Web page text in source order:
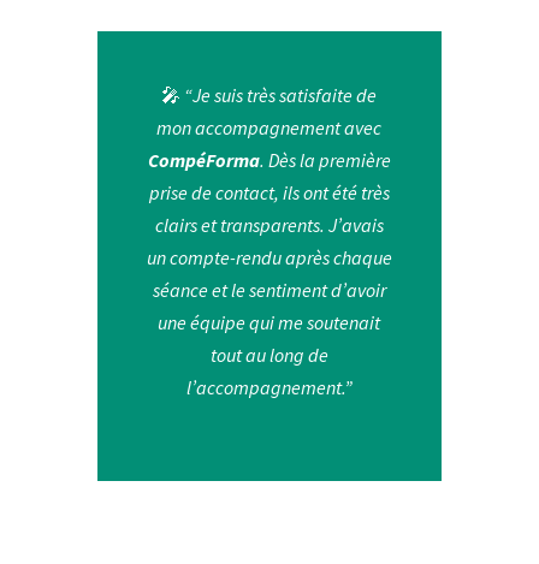
🎤 “Je suis très satisfaite de
mon accompagnement avec
CompéForma. Dès la première
prise de contact, ils ont été très
clairs et transparents. J’avais
un compte-rendu après chaque
séance et le sentiment d’avoir
une équipe qui me soutenait
tout au long de
l’accompagnement.”